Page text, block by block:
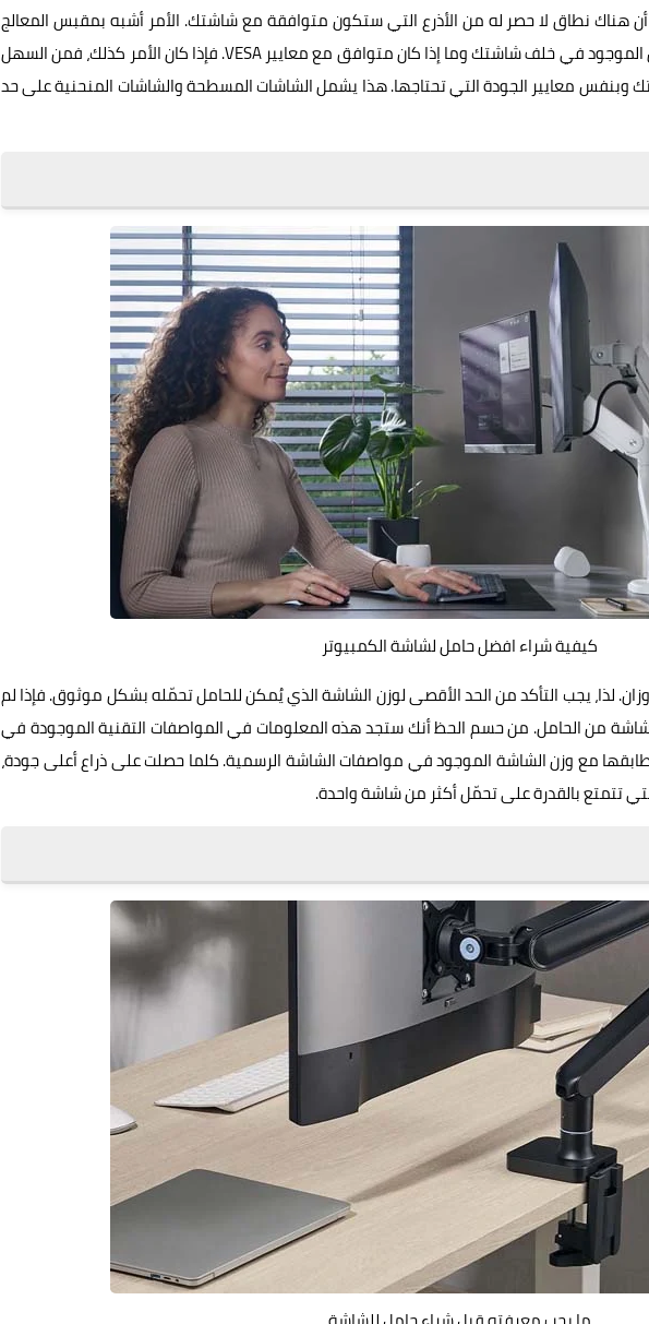
هناك نطاق لا حصر له من الأذرع التي ستكون متوافقة مع شاشتك. الأمر أشبه بمقبس المعالج
المركزي، فيجب أن تتأكد من نوع المقبس الموجود في خلف شاشتك وما إذا كان متوافق مع معايير VESA. فإذا كان الأمر كذلك، فمن السهل
وبنفس معايير الجودة التي تحتاجها. هذا يشمل الشاشات المسطحة والشاشات المنحنية على حد
كيفية شراء افضل حامل لشاشة الكمبيوتر
لذا، يجب التأكد من الحد الأقصى لوزن الشاشة الذي يُمكن للحامل تحمّله بشكل موثوق. فإذا لم
من الحامل. من حسم الحظ أنك ستجد هذه المعلومات في المواصفات التقنية الموجودة في
مع وزن الشاشة الموجود في مواصفات الشاشة الرسمية. كلما حصلت على ذراع أعلى جودة،
تتمتع بالقدرة على تحمّل أكثر من شاشة واحدة.